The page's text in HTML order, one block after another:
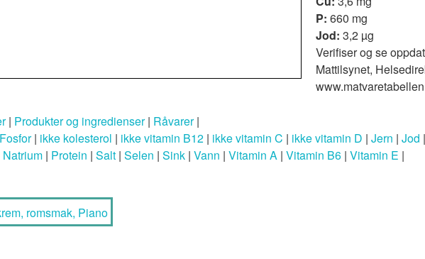
P: 660 mg
Jod: 3,2 µg
Verifiser og se
Mattilsynet,
| Produkter og ingredienser| Råvarer|
Fosfor| ikke kolesterol | ikke vitamin B12 | ikke vitamin C | ikke vitamin D | Jern | Jod |
Natrium | Protein | Salt | Selen | Sink | Vann | Vitamin A | Vitamin B6 | Vitamin E |
romsmak, Piano